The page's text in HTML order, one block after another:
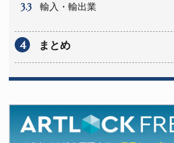
3.3 輸入・輸出業
4 まとめ